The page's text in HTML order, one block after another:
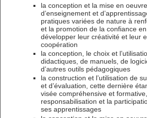
la conception et la mise en
d’enseignement et
pratiques variées de nature à
et la promotion de la confiance
développer leur créativité et leur
coopération
la conception, le choix et
didactiques, de manuels, de
d’autres outils pédagogiques
la construction et l’utilisation de
et d’évaluation, cette dernière
visée compréhensive et
responsabilisation et la
ses apprentissages